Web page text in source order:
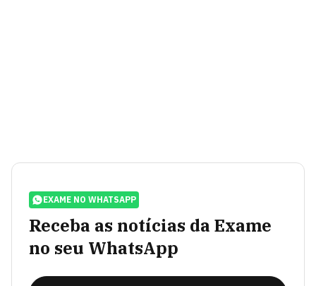
EXAME NO WHATSAPP
Receba as notícias da Exame
no seu WhatsApp